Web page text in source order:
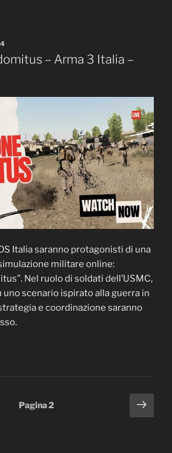
– Arma 3 Italia –
Italia saranno protagonisti di una
militare online:
Nel ruolo di soldati dell’USMC,
scenario ispirato alla guerra in
e coordinazione saranno
Pagina2